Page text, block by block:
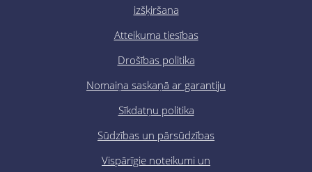
izšķiršana
Atteikuma tiesības
Drošības politika
Nomaiņa saskaņā ar garantiju
Sīkdatņu politika
Sūdzības un pārsūdzības
Vispārīgie noteikumi un